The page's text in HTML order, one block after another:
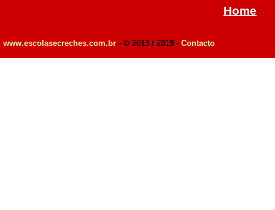
Home
www.escolasecreches.com.br - © 2013 / 2019 - Contacto